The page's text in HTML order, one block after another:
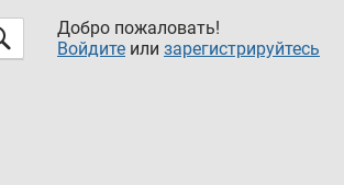
Добро пожаловать!
Войдите или зарегистрируйтесь